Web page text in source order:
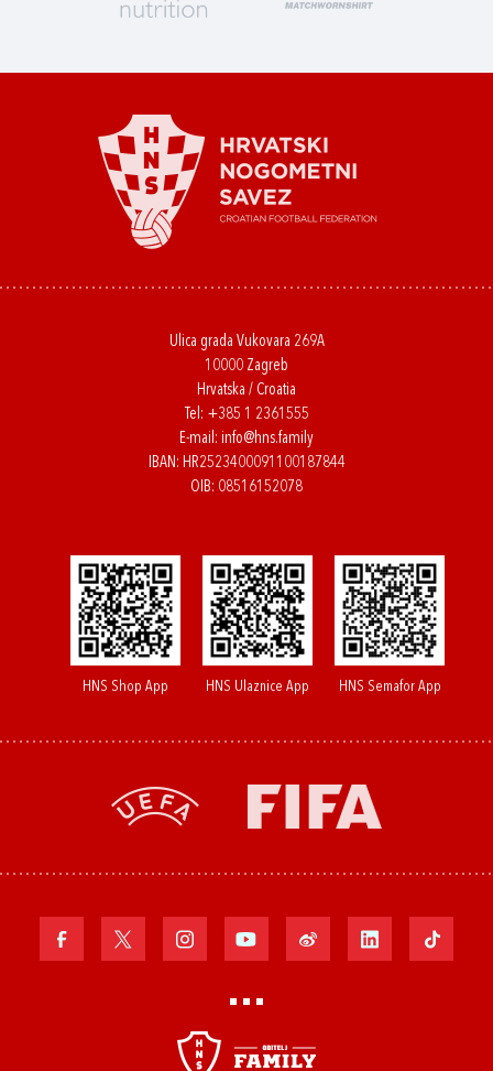
Ulica grada Vukovara 269A
10000 Zagreb
Hrvatska / Croatia
Tel: +385 1 2361555
E-mail: info@hns.family
IBAN: HR2523400091100187844
OIB: 08516152078
HNS Shop App HNS Ulaznice App HNS Semafor App